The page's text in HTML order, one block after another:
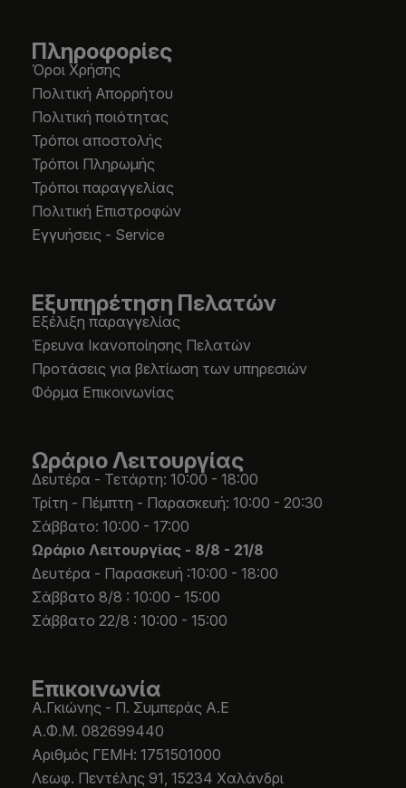
Πληροφορίες
Όροι Χρήσης
Πολιτική Απορρήτου
Πολιτική ποιότητας
Τρόποι αποστολής
Τρόποι Πληρωμής
Τρόποι παραγγελίας
Πολιτική Επιστροφών
Εγγυήσεις - Service
Εξυπηρέτηση Πελατών
Εξέλιξη παραγγελίας
Έρευνα Ικανοποίησης Πελατών
Προτάσεις για βελτίωση των υπηρεσιών
Φόρμα Επικοινωνίας
Ωράριο Λειτουργίας
Δευτέρα - Τετάρτη: 10:00 - 18:00
Τρίτη - Πέμπτη - Παρασκευή: 10:00 - 20:30
Σάββατο: 10:00 - 17:00
Ωράριο Λειτουργίας - 8/8 - 21/8
Δευτέρα - Παρασκευή :10:00 - 18:00
Σάββατο 8/8 : 10:00 - 15:00
Σάββατο 22/8 : 10:00 - 15:00
Επικοινωνία
Α.Γκιώνης - Π. Συμπεράς Α.Ε
Α.Φ.Μ. 082699440
Aριθμός ΓΕΜΗ: 1751501000
Λεωφ. Πεντέλης 91, 15234 Χαλάνδρι